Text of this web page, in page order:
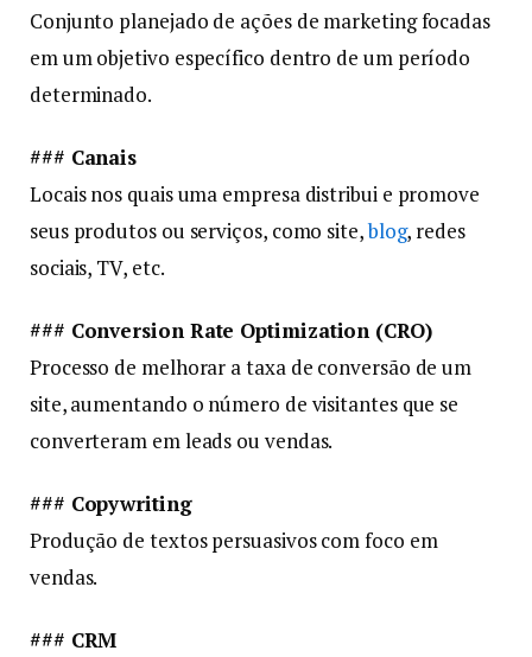
Conjunto planejado de ações de marketing focadas
em um objetivo específico dentro de um período
determinado.
### Canais
Locais nos quais uma empresa distribui e promove
seus produtos ou serviços, como site,blog, redes
sociais, TV, etc.
### Conversion Rate Optimization (CRO)
Processo de melhorar a taxa de conversão de um
site, aumentando o número de visitantes que se
converteram em leads ou vendas.
### Copywriting
Produção de textos persuasivos com foco em
vendas.
### CRM